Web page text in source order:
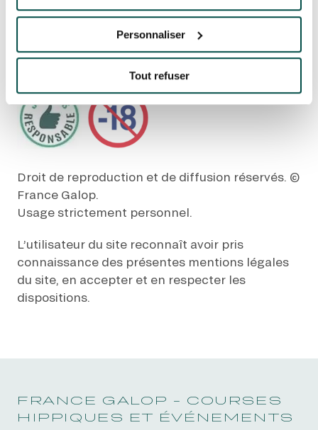
Personnaliser
Tout refuser
EVÉNEMENTS D'ENTREPRISE
EVÉNEMENTS D'ENTREPRISE
TOUTES NOS EXPERIENCES
Accès rapide
INFORMATIONS PRATIQUES
BTOB – ENTREPRISES
DRESS CODE
Jouer comporte des risques : endettement,
isolement, dépendance. Pour être aidé, appelez
le 09-74-75-13-13 (appel non surtaxé).
Droit de reproduction et de diffusion réservés. ©
France Galop.
Usage strictement personnel.
L’utilisateur du site reconnaît avoir pris
connaissance des présentes mentions légales
du site, en accepter et en respecter les
dispositions.
FRANCE GALOP - COURSES
HIPPIQUES ET ÉVÉNEMENTS